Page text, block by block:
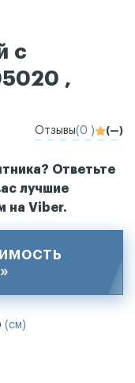
с
,
Отзывы(0 ) (—)
Ответьте
лучшие
на Viber.
(см)